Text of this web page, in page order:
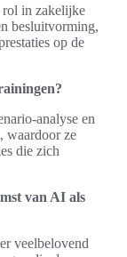
rol in zakelijke
besluitvorming,
op de
analyse en
waardoor ze
die zich
van AI als
veelbelovend